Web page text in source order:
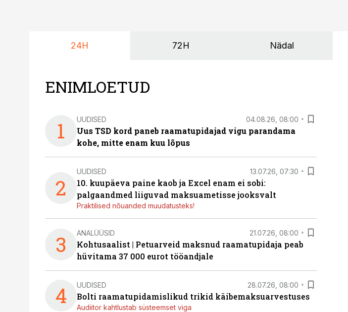
24H 72H Nädal
ENIMLOETUD
1 UUDISED 04.08.26, 08:00
Uus TSD kord paneb raamatupidajad vigu parandama
kohe, mitte enam kuu lõpus
2
UUDISED 13.07.26, 07:30
10. kuupäeva paine kaob ja Excel enam ei sobi:
palgaandmed liiguvad maksuametisse jooksvalt
Praktilised nõuanded muudatusteks!
3 ANALÜÜSID 21.07.26, 08:00
Kohtusaalist | Petuarveid maksnud raamatupidaja peab
hüvitama 37 000 eurot tööandjale
4 UUDISED 28.07.26, 08:00
Bolti raamatupidamislikud trikid käibemaksuarvestuses
Audiitor kahtlustab süsteemset viga